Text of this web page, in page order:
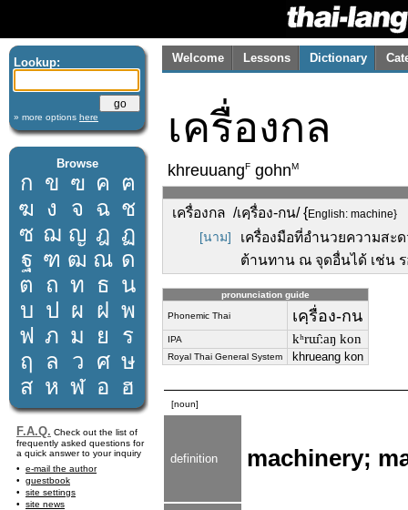
Lookup:
» more options here
Browse
ก ข ฃ ค ฅ
ฆ ง จ ฉ ช
ซ ฌ ญ ฎ ฏ
ฐ ฑ ฒ ณ ด
ต ถ ท ธ น
บ ป ผ ฝ พ
ฟ ภ ม ย
ร
ฤ
ล ว ศ ษ
ส ห ฬ อ ฮ
F.A.Q. Check out the list of
frequently asked questions for
a quick answer to your inquiry
e-mail the author
guestbook
site settings
site news
Welcome Lessons Dictionary
เครื่องกล
khreuuangF gohnM
เครื่องกล /เคฺรื่อง-กน/ {English: machine}
[นาม]
เครื่องมือที่อำนวยความสะ
ต้านทาน ณ จุดอื่นได้ เช่น
pronunciation guide
Phonemic Thai เคฺรื่อง-กน
IPA kʰrɯ̂ːaŋ kon
Royal Thai General System khrueang kon
[noun]
definition machinery;